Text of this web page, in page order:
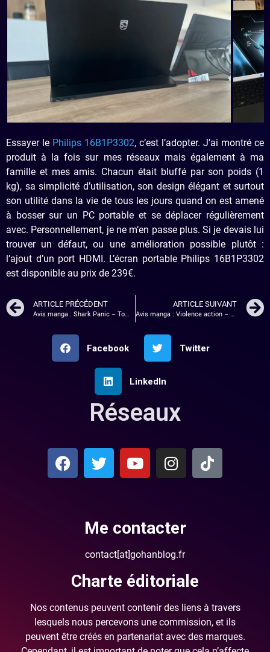
Essayer le Philips 16B1P3302, c’est l’adopter. J’ai montré ce
produit à la fois sur mes réseaux mais également à ma
famille et mes amis. Chacun était bluffé par son poids (1
kg), sa simplicité d’utilisation, son design élégant et surtout
son utilité dans la vie de tous les jours quand on est amené
à bosser sur un PC portable et se déplacer régulièrement
avec. Personnellement, je ne m’en passe plus. Si je devais lui
trouver un défaut, ou une amélioration possible plutôt :
l’ajout d’un port HDMI. L’écran portable Philips 16B1P3302
est disponible au prix de 239€.
ARTICLE PRÉCÉDENT
Avis manga : Shark Panic – Tome 2
ARTICLE SUIVANT
Avis manga : Violence action – Tome 2
Facebook Twitter
LinkedIn
Réseaux
Me contacter
contact[at]gohanblog.fr
Charte éditoriale
Nos contenus peuvent contenir des liens à travers
lesquels nous percevons une commission, et ils
peuvent être créés en partenariat avec des marques.